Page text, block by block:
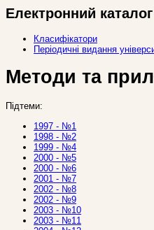
Електронний
Класифікатори
Періодичні видання
Методи та
Підтеми:
1997 - №1
1998 - №2
1999 - №4
2000 - №5
2000 - №6
2001 - №7
2002 - №8
2002 - №9
2003 - №10
2003 - №11